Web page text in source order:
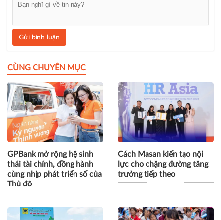
Gửi bình luận
CÙNG CHUYÊN MỤC
GPBank mở rộng hệ sinh
thái tài chính, đồng hành
cùng nhịp phát triển số của
Thủ đô
Cách Masan kiến tạo nội
lực cho chặng đường tăng
trưởng tiếp theo